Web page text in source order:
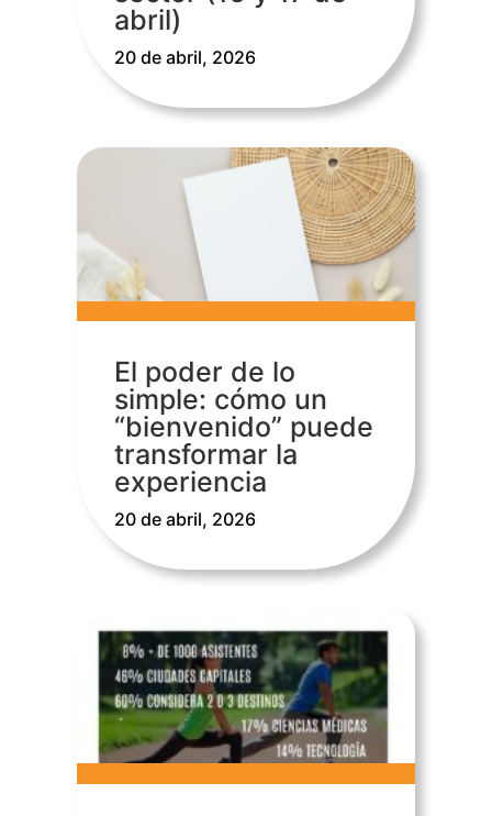
abril)
20 de abril, 2026
El poder de lo
simple: cómo un
“bienvenido” puede
transformar la
experiencia
20 de abril, 2026